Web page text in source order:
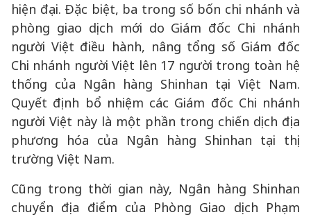
hiện đại. Đặc biệt, ba trong số bốn chi nhánh và
phòng giao dịch mới do Giám đốc Chi nhánh
người Việt điều hành, nâng tổng số Giám đốc
Chi nhánh người Việt lên 17 người trong toàn hệ
thống của Ngân hàng Shinhan tại Việt Nam.
Quyết định bổ nhiệm các Giám đốc Chi nhánh
người Việt này là một phần trong chiến dịch địa
phương hóa của Ngân hàng Shinhan tại thị
trường Việt Nam.
Cũng trong thời gian này, Ngân hàng Shinhan
chuyển địa điểm của Phòng Giao dịch Phạm